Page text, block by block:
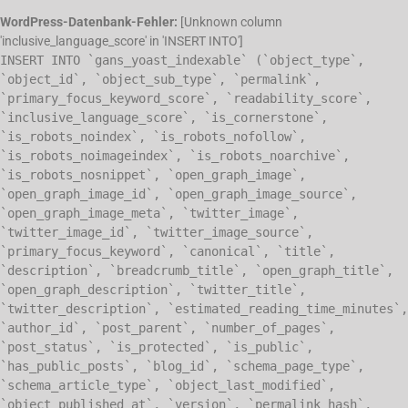
WordPress-Datenbank-Fehler: [Unknown column
'inclusive_language_score' in 'INSERT INTO']
INSERT INTO `gans_yoast_indexable` (`object_type`,
`object_id`, `object_sub_type`, `permalink`,
`primary_focus_keyword_score`, `readability_score`,
`inclusive_language_score`, `is_cornerstone`,
`is_robots_noindex`, `is_robots_nofollow`,
`is_robots_noimageindex`, `is_robots_noarchive`,
`is_robots_nosnippet`, `open_graph_image`,
`open_graph_image_id`, `open_graph_image_source`,
`open_graph_image_meta`, `twitter_image`,
`twitter_image_id`, `twitter_image_source`,
`primary_focus_keyword`, `canonical`, `title`,
`description`, `breadcrumb_title`, `open_graph_title`,
`open_graph_description`, `twitter_title`,
`twitter_description`, `estimated_reading_time_minutes`,
`author_id`, `post_parent`, `number_of_pages`,
`post_status`, `is_protected`, `is_public`,
`has_public_posts`, `blog_id`, `schema_page_type`,
`schema_article_type`, `object_last_modified`,
`object_published_at`, `version`, `permalink_hash`,